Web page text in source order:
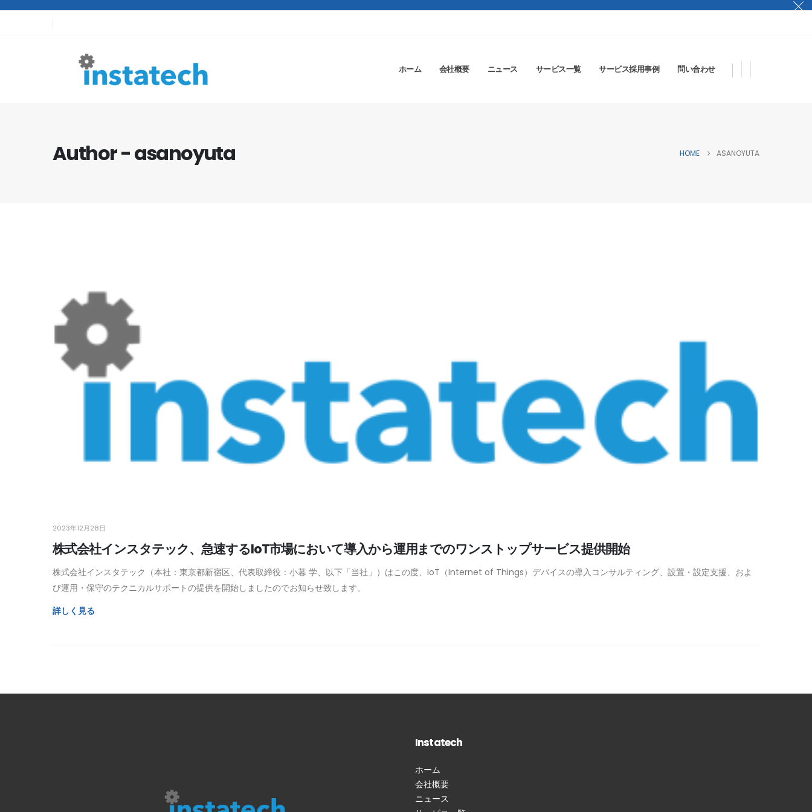
ホーム 会社概要 ニュース サービス一覧 サービス採用事例 問い合わせ
Author - asanoyuta HOME ASANOYUTA
2023年12月28日
株式会社インスタテック、急速するIoT市場において導入から運用までのワンストップサービス提供開始
株式会社インスタテック（本社：東京都新宿区、代表取締役：小暮 学、以下「当社」）はこの度、IoT（Internet of Things）デバイスの導入コンサルティング、設置・設定支援、およ
び運用・保守のテクニカルサポートの提供を開始しましたのでお知らせ致します。
詳しく見る
Instatech
ホーム
会社概要
ニュース